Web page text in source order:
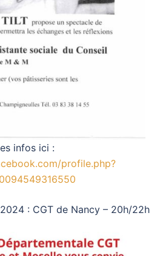
infos ici :
profile.php?
: CGT de Nancy – 20h/22h